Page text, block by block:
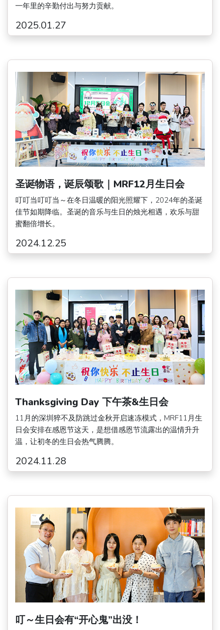
一年里的辛勤付出与努力贡献。
2025.01.27
圣诞物语，诞辰颂歌｜MRF12月生日会
叮叮当叮叮当～在冬日温暖的阳光照耀下，2024年的圣诞
佳节如期降临。圣诞的音乐与生日的烛光相遇，欢乐与甜
蜜翻倍增长。
2024.12.25
Thanksgiving Day 下午茶&生日会
11月的深圳猝不及防跳过金秋开启速冻模式，MRF11月生
日会安排在感恩节这天，是想借感恩节流露出的温情升升
温，让初冬的生日会热气腾腾。
2024.11.28
叮～生日会有“开心鬼”出没！